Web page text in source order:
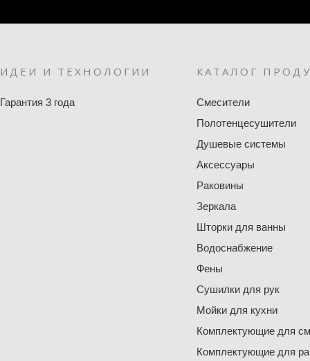
ИДЕИ И ТЕХНОЛОГИИ
Гарантия 3 года
КАТАЛОГ
Смесители
Полотенцесушители
Душевые системы
Аксессуары
Раковины
Зеркала
Шторки для ванны
Водоснабжение
Фены
Сушилки для рук
Мойки для кухни
Комплектующие для
Комплектующие для